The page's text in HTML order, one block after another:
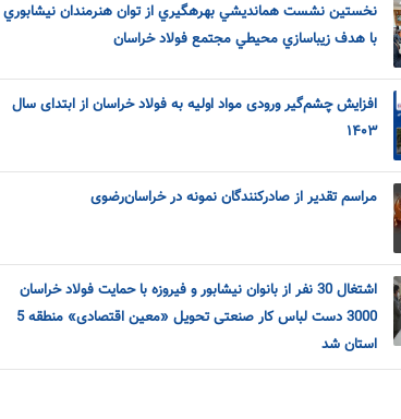
نخستين نشست همانديشي بهرهگيري از توان هنرمندان نيشابوري
با هدف زيباسازي محيطي مجتمع فولاد خراسان
افزایش چشم‌گیر ورودی مواد اولیه به فولاد خراسان از ابتدای سال
۱۴۰۳
مراسم تقدیر از صادرکنندگان نمونه در خراسان‌رضوی
اشتغال 30 نفر از بانوان نیشابور و فیروزه با حمایت فولاد خراسان
3000 دست لباس کار صنعتی تحویل «معین اقتصادی» منطقه 5
استان شد